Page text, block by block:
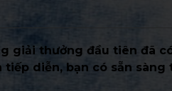
giải thưởng đầu tiên đã
tiếp diễn, bạn có sẵn